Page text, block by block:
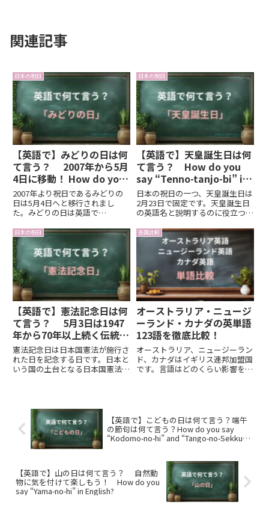
関連記事
日本の祝日
【英語で】みどりの日は何
て言う？ 2007年から5月
4日に移動！ How do you
say “Midori-no-hi” in
English?
2007年より祝日であるみどりの
日は5月4日へと移行されまし
た。みどりの日は英語で
日について英語で説明するときに
使える例文もここでは紹介してい
ます。
日本の祝日
【英語で】天皇誕生日は何
て言う？ How do you
say “Tenno-tanjo-bi” in
English?
日本の祝日の一つ、天皇誕生日は
2月23日で固定です。天皇誕生日
の英語名と説明するのに役立つ英
日本の祝日
【英語で】憲法記念日は何
て言う？ 5月3日は1947
年から70年以上続く伝統あ
る祝日！ How do you say
“Kenpo-kinen-bi” in
English?
憲法記念日は日本国憲法が施行さ
れた日を記念する日です。日本と
いう国の土台となる日本国憲法が
もあわせて紹介します。
各国比較
オーストラリア・ニュージ
ーランド・カナダの英単語
123語を徹底比較！
オーストラリア、ニュージーラン
ド、カナダはイギリス連邦加盟国
です。言語はどのくらい影響を受
アメリカも含めた比較表を使用し
ています。
【英語で】こどもの日は何て言う？端午
の節句は何て言う？How do you say
“Kodomo-no-hi” and “Tango-no-Sekku”
【英語で】山の日は何て言う？ 自然動
物に気を付けて楽しもう！ How do you
say “Yama-no-hi” in English?